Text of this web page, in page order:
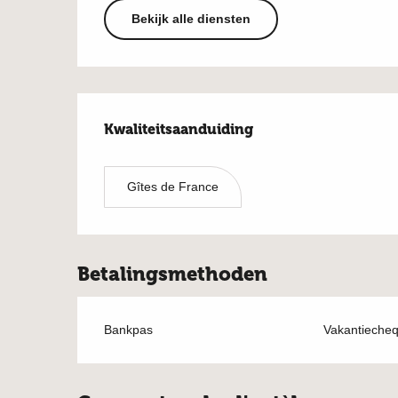
Bekijk alle diensten
Dienstverlening
Kwaliteitsaanduiding
Kwaliteitsaanduiding
Gîtes de France
Betalingsmethoden
Bankpas